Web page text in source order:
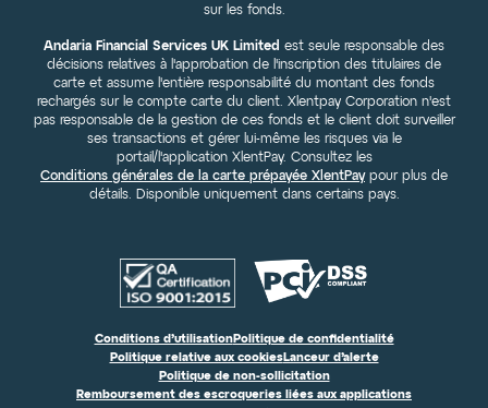
sur les fonds.
Andaria Financial Services UK Limited est seule responsable des
décisions relatives à l'approbation de l'inscription des titulaires de
carte et assume l'entière responsabilité du montant des fonds
rechargés sur le compte carte du client. Xlentpay Corporation n'est
pas responsable de la gestion de ces fonds et le client doit surveiller
ses transactions et gérer lui-même les risques via le
portail/l'application XlentPay. Consultez les
Conditions générales de la carte prépayée XlentPaypour plus de
détails. Disponible uniquement dans certains pays.
Conditions d’utilisationPolitique de confidentialité
Politique relative aux cookiesLanceur d’alerte
Politique de non-sollicitation
Remboursement des escroqueries liées aux applications